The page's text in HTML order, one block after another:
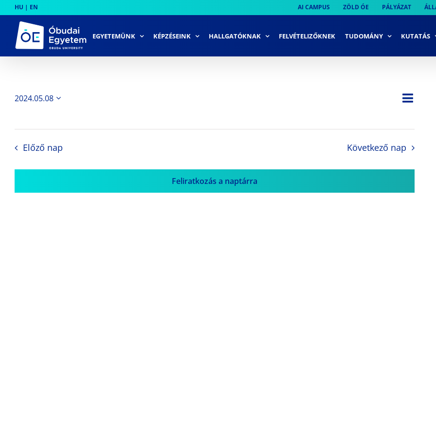
to
content
HU | EN AI CAMPUS ZÖLD ÓE PÁLYÁZAT
EGYETEMÜNK KÉPZÉSEINK HALLGATÓKNAK FELVÉTELIZŐKNEK TUDOMÁNY KUTATÁS
Nap
2024.05.08
Előző nap Következő nap
Feliratkozás a naptárra